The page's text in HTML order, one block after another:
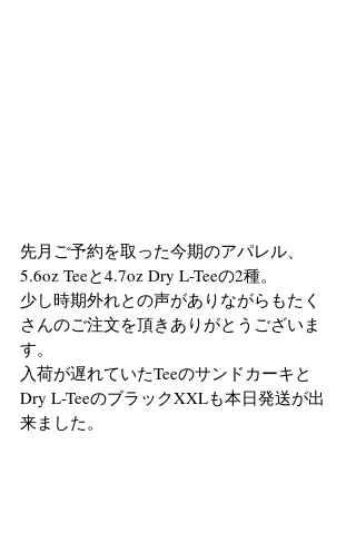
先月ご予約を取った今期のアパレル、
5.6oz Teeと4.7oz Dry L-Teeの2種。
少し時期外れとの声がありながらもたく
さんのご注文を頂きありがとうございま
す。
入荷が遅れていたTeeのサンドカーキと
Dry L-TeeのブラックXXLも本日発送が出
来ました。